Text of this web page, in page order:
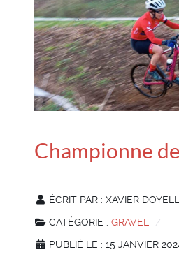
Championne
ÉCRIT PAR : XAVIER
CATÉGORIE : GRAVEL
PUBLIÉ LE : 15 JANVIER